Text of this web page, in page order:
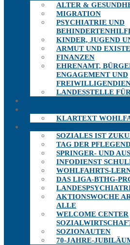
ALTER &
MIGRATION
PSYCHIATRIE UND
KINDER, JUGEND
ARMUT UND
FINANZEN
EHRENAMT,
ENGAGEMENT UND
LANDESSTELLE
KLARTEXT
SOZIALES IST
TAG DER
SPRINGER- UND
INFODIENST
WOHLFAHRTS-
DAS LIGA-BTHG-
AKTIONSWOCHE
ALLE
WELCOME CENTER
SOZIONAUTEN
70-JAHRE-